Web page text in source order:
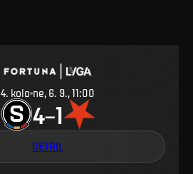
4. kolo ne, 6. 9., 11:00
4–1
DETAIL